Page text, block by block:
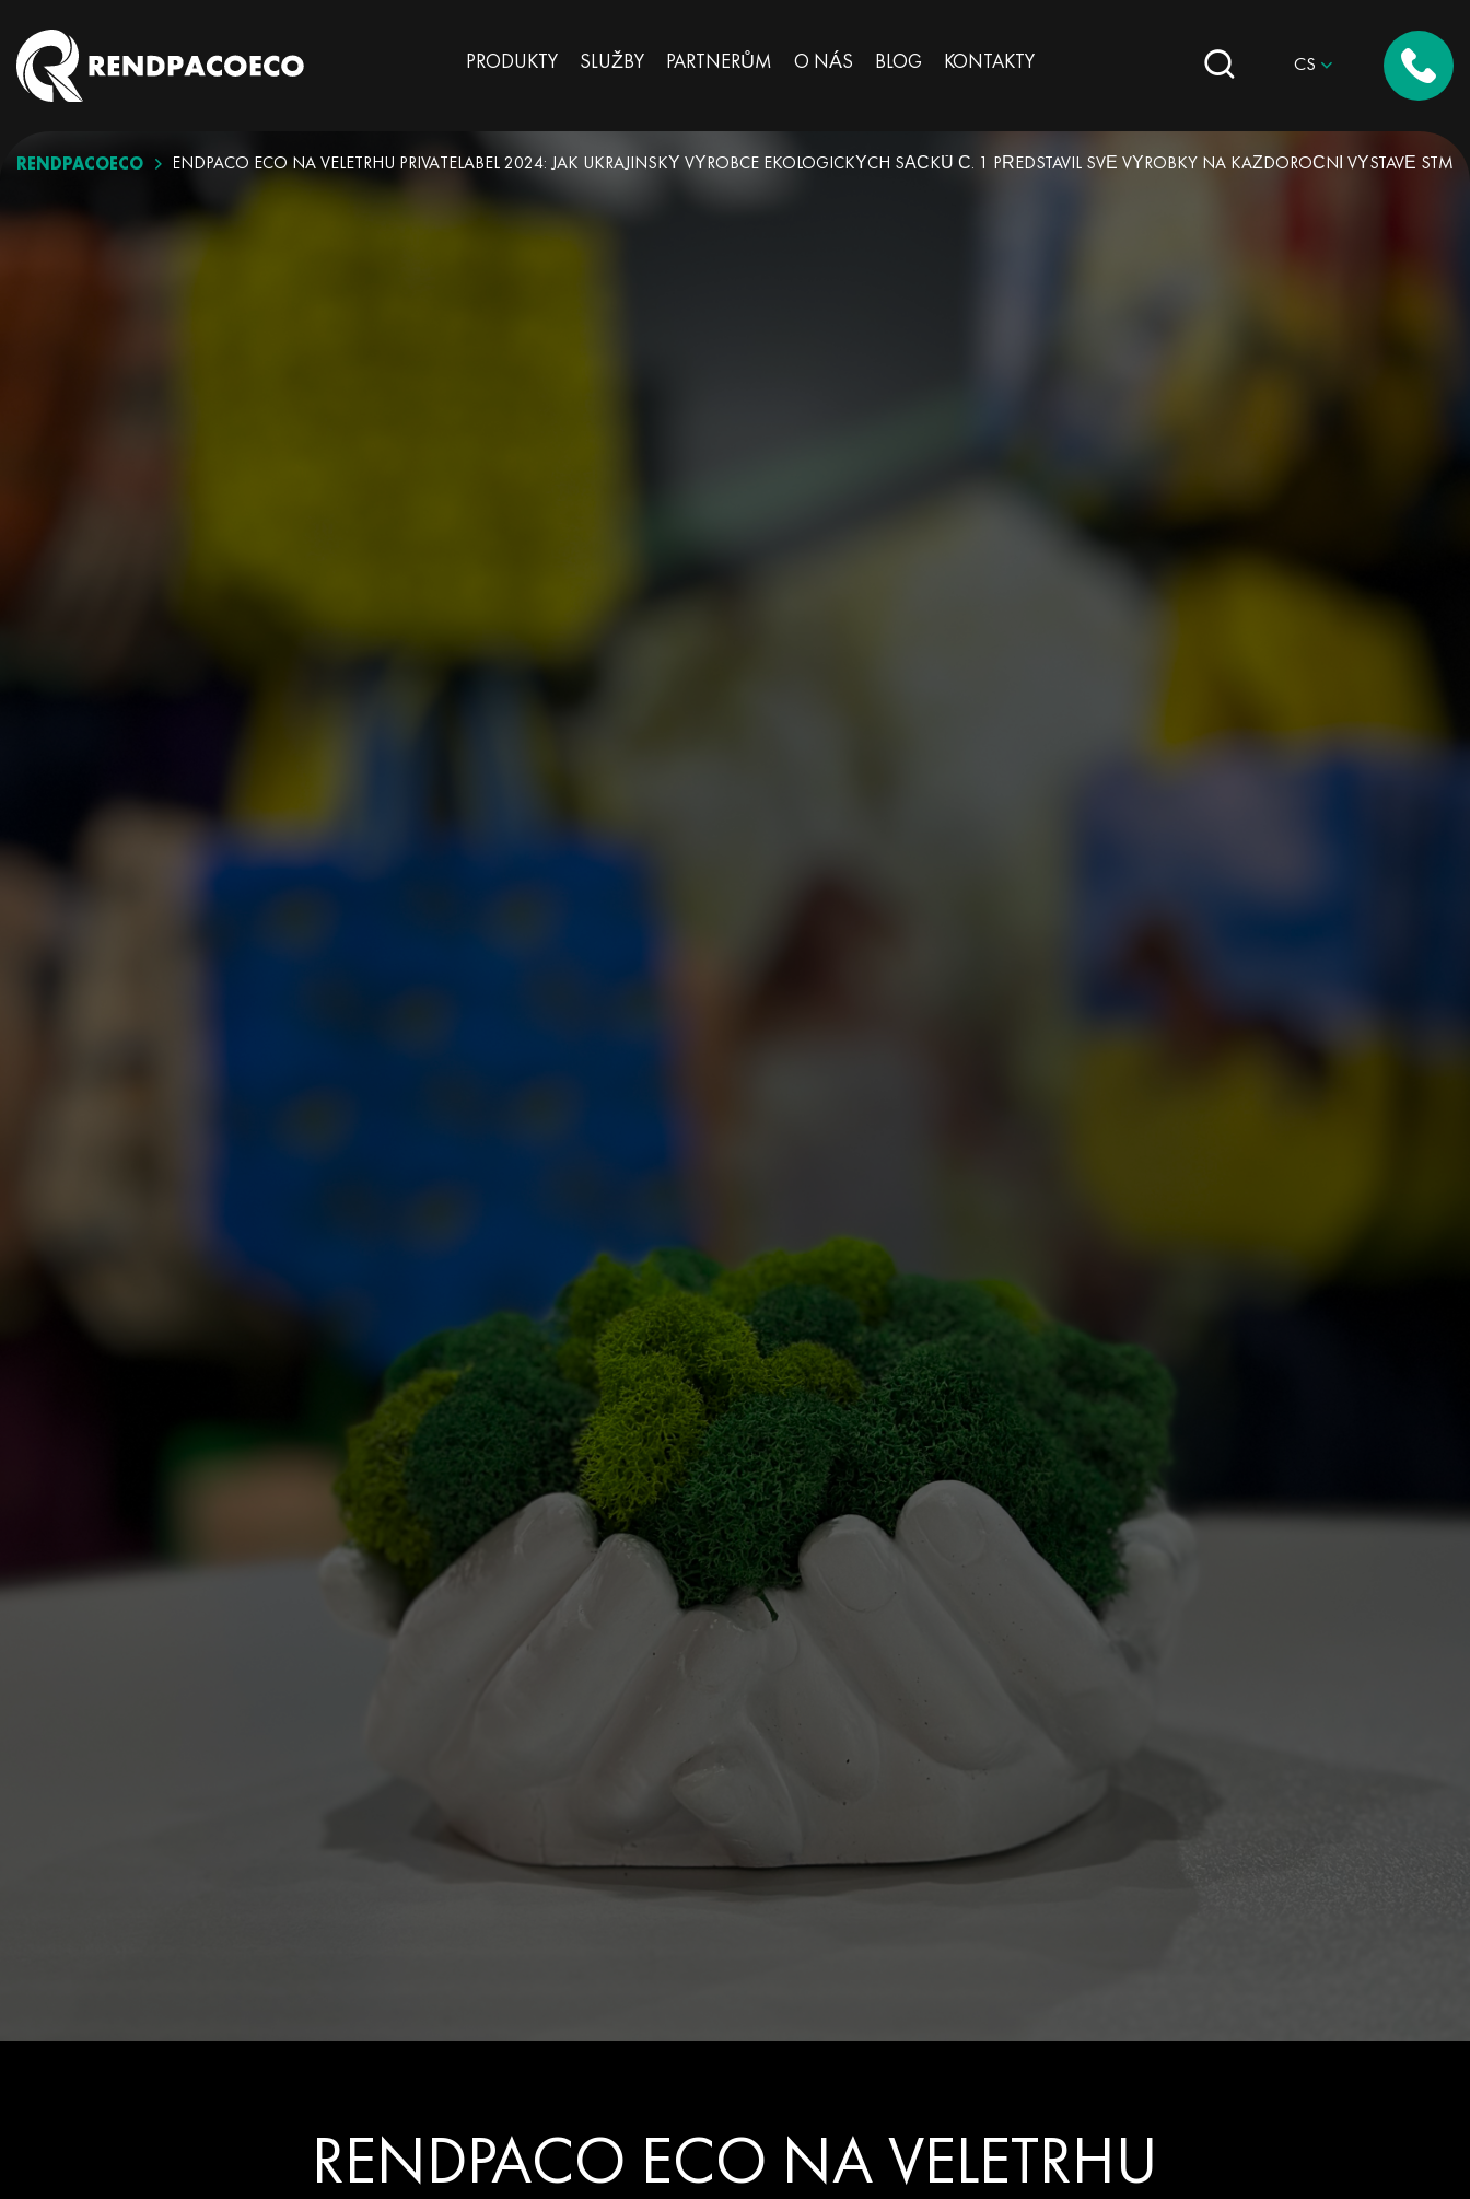
PRODUKTY SLUŽBY PARTNERŮM O NÁS BLOG KONTAKTY CS
RENDPACOECO
NOVINKY RENDPACO ECO NA VELETRHU PRIVATELABEL 2024: JAK UKRAJINSKÝ VÝROBCE EKOLOGICKÝCH SÁČKŮ Č. 1 PŘEDSTAVIL SVÉ VÝROBKY NA KAŽDOROČNÍ VÝSTAVĚ STM
RENDPACO ECO NA VELETRHU